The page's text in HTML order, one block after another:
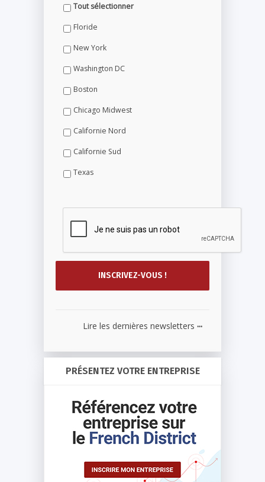
Tout sélectionner
Floride
New York
Washington DC
Boston
Chicago Midwest
Californie Nord
Californie Sud
Texas
Lire les dernières newsletters ...
PRÉSENTEZ VOTRE ENTREPRISE